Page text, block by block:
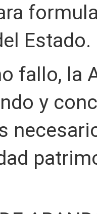
Estado.
fallo, la
y